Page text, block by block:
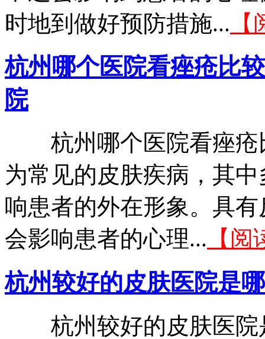
时地到做好预防措施...
杭州哪个医院看痤疮比
院
杭州哪个医院看痤疮
为常见的皮肤疾病，其
响患者的外在形象。具
会影响患者的心理... 【
杭州较好的皮肤医院是
杭州较好的皮肤医院